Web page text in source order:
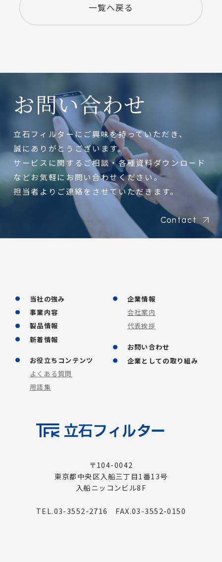
一覧へ戻る
お問い合わせ
Contact
立石フィルターにご興味を持っていただき、
誠にありがとうございます。
サービスに関するご相談・各種資料ダウンロード
などお気軽にお問い合わせください。
担当者よりご連絡をさせていただきます。
〒104-0042
東京都中央区入船三丁目1番13号
入船ニッコンビル8F
TEL.03-3552-2716 FAX.03-3552-0150
当社の強み
事業内容
製品情報
新着情報
企業情報
会社案内
代表挨拶
お役立ちコンテンツ
よくある質問
用語集
お問い合わせ
企業としての取り組み